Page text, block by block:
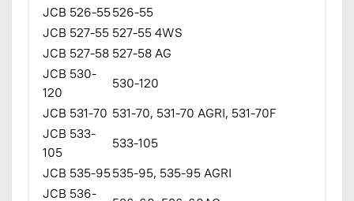
JCB 526-55526-55
JCB 527-55 527-55 4WS
JCB 527-58 527-58 AG
JCB 530-
120
530-120
JCB 531-70 531-70, 531-70 AGRI, 531-70F
JCB 533-
105
533-105
JCB 535-95535-95, 535-95 AGRI
JCB 536-